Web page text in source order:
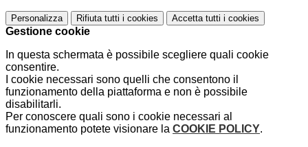
Personalizza Rifiuta tutti i cookies Accetta tutti i cookies
Gestione cookie
In questa schermata è possibile scegliere quali cookie
consentire.
I cookie necessari sono quelli che consentono il
funzionamento della piattaforma e non è possibile
disabilitarli.
Per conoscere quali sono i cookie necessari al
funzionamento potete visionare la COOKIE POLICY.